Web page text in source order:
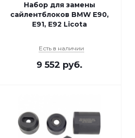
Набор для замены
сайлентблоков BMW E90,
E91, E92 Licota
Есть в наличии
9 552 руб.